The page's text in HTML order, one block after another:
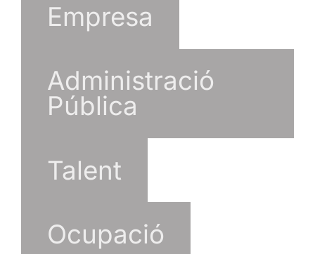
Empresa
Administració
Pública
Talent
Ocupació